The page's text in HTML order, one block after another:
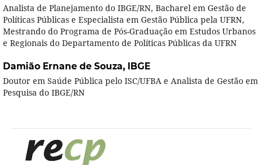
Analista de Planejamento do IBGE/RN, Bacharel em Gestão de
Políticas Públicas e Especialista em Gestão Pública pela UFRN,
Mestrando do Programa de Pós-Graduação em Estudos Urbanos
e Regionais do Departamento de Políticas Públicas da UFRN
Damião Ernane de Souza, IBGE
Doutor em Saúde Pública pelo ISC/UFBA e Analista de Gestão em
Pesquisa do IBGE/RN